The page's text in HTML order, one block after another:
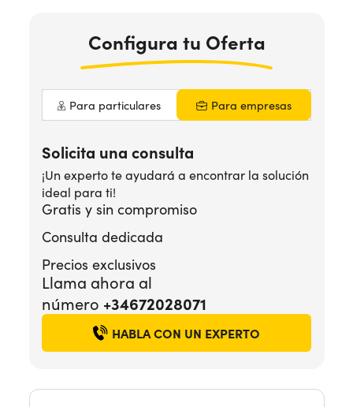
¿Necesitas ayuda? +34672028071
Configura tu Oferta
Para particulares Para empresas
Solicita una consulta
¡Un experto te ayudará a encontrar la solución
ideal para ti!
Gratis y sin compromiso
Consulta dedicada
Precios exclusivos
Llama ahora al
número +34672028071
HABLA CON UN EXPERTO